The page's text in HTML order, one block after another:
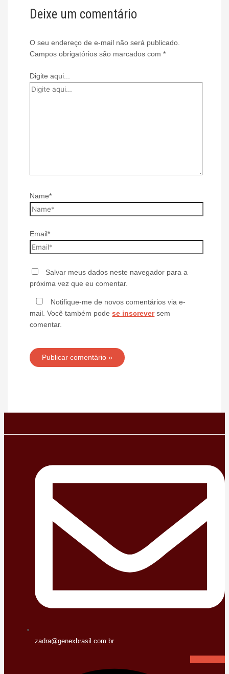
Deixe um comentário
O seu endereço de e-mail não será publicado.
Campos obrigatórios são marcados com*
Digite aqui...
Name*
Email*
Salvar meus dados neste navegador para a
próxima vez que eu comentar.
Notifique-me de novos comentários via e-
mail. Você também podese inscreversem
comentar.
zadra@genexbrasil.com.br